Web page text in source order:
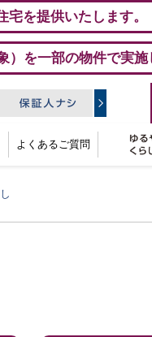
を提供いたします。
を一部の物件で実施
よくあるご質問